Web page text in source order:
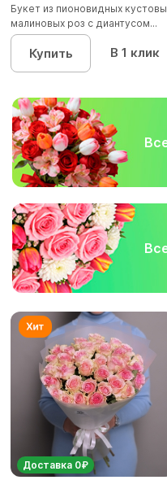
Букет из пионовидных
малиновых роз с диантусом...
Купить В 1 клик
Доставка 0₽